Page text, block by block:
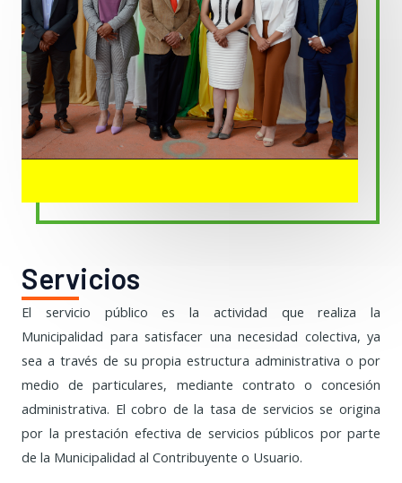
Servicios
El servicio público es la actividad que realiza la
Municipalidad para satisfacer una necesidad colectiva, ya
sea a través de su propia estructura administrativa o por
medio de particulares, mediante contrato o concesión
administrativa. El cobro de la tasa de servicios se origina
por la prestación efectiva de servicios públicos por parte
de la Municipalidad al Contribuyente o Usuario.